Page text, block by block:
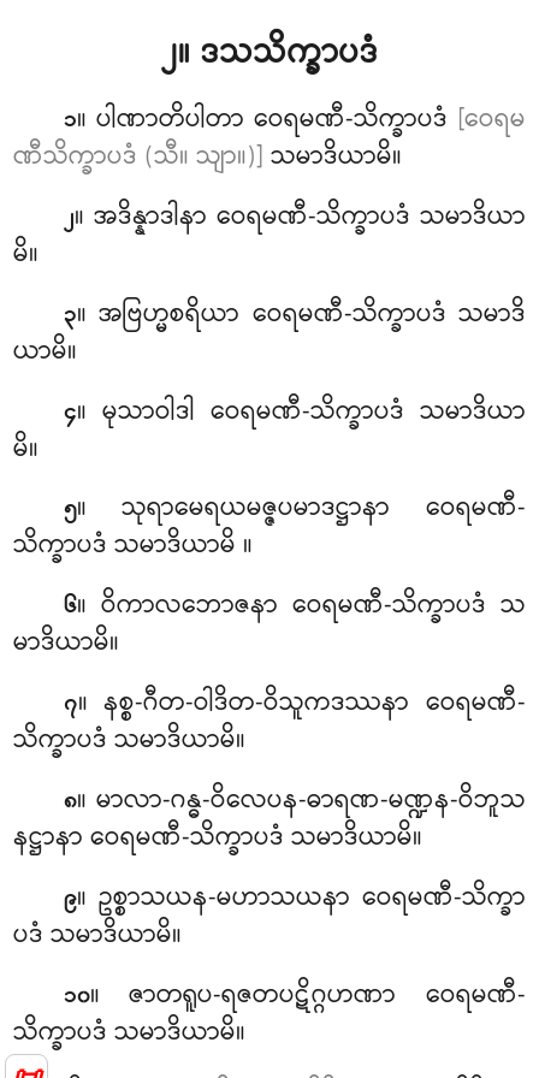
၂။ ဒသသိက္ခာပဒံ
၁။ ပါဏာတိပါတာ ဝေရမဏီ-သိက္ခာပဒံ [ဝေရမ
ဏီသိက္ခာပဒံ (သီ။ သျာ။)]သမာဒိယာမိ။
၂။ အဒိန္နာဒါနာ ဝေရမဏီ-သိက္ခာပဒံ သမာဒိယာ
မိ။
၃။ အဗြဟ္မစရိယာ ဝေရမဏီ-သိက္ခာပဒံ သမာဒိ
ယာမိ။
၄။ မုသာဝါဒါ ဝေရမဏီ-သိက္ခာပဒံ သမာဒိယာ
မိ။
၅။ သုရာမေရယမဇ္ဇပမာဒဋ္ဌာနာ ဝေရမဏီ-
သိက္ခာပဒံ သမာဒိယာမိ ။
၆။ ဝိကာလဘောဇနာ ဝေရမဏီ-သိက္ခာပဒံ သ
မာဒိယာမိ။
၇။ နစ္စ-ဂီတ-ဝါဒိတ-ဝိသူကဒဿနာ ဝေရမဏီ-
သိက္ခာပဒံ သမာဒိယာမိ။
၈။ မာလာ-ဂန္ဓ-ဝိလေပန-ဓာရဏ-မဏ္ဍန-ဝိဘူသ
နဋ္ဌာနာ ဝေရမဏီ-သိက္ခာပဒံ သမာဒိယာမိ။
၉။ ဥစ္စာသယန-မဟာသယနာ ဝေရမဏီ-သိက္ခာ
ပဒံ သမာဒိယာမိ။
၁၀။ ဇာတရူပ-ရဇတပဋိဂ္ဂဟဏာ ဝေရမဏီ-
သိက္ခာပဒံ သမာဒိယာမိ။